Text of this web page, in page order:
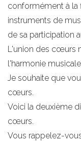
conformément à la
instruments de
de sa participation
L'union des cœurs
l'harmonie
Je souhaite que
cœurs.
Voici la deuxième
cœurs.
Vous rappelez-